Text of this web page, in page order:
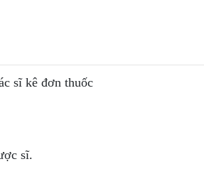
sĩ kê đơn thuốc
sĩ.